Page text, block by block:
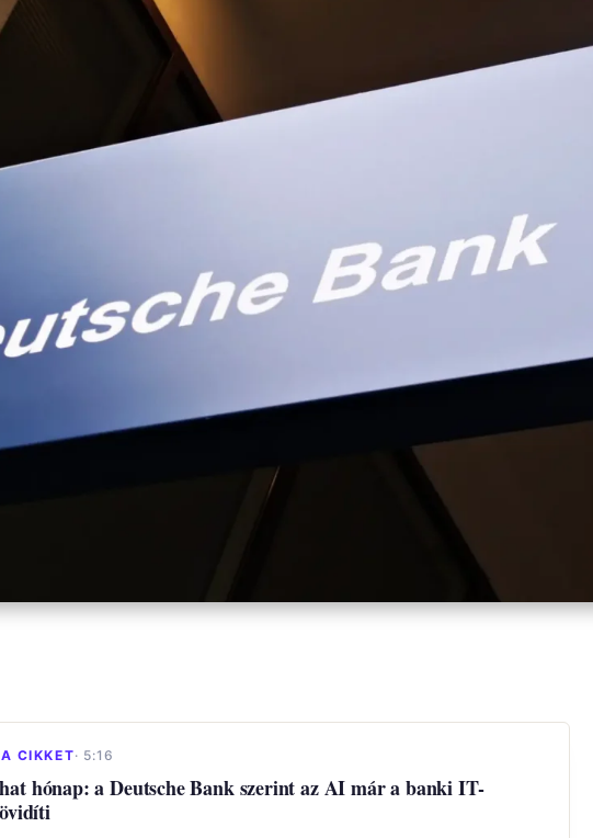
CIKKET· 5:16
hónap: a Deutsche Bank szerint az AI már a banki IT-